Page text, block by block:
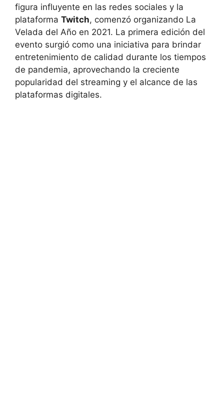
figura influyente en las redes sociales y la
plataforma Twitch, comenzó organizando La
Velada del Año en 2021. La primera edición del
evento surgió como una iniciativa para brindar
entretenimiento de calidad durante los tiempos
de pandemia, aprovechando la creciente
popularidad del streaming y el alcance de las
plataformas digitales.